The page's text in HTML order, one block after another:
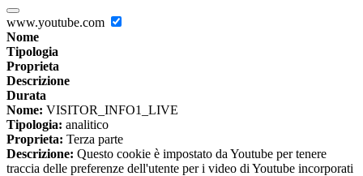
www.youtube.com
Nome
Tipologia
Proprieta
Descrizione
Durata
Nome: VISITOR_INFO1_LIVE
Tipologia: analitico
Proprieta: Terza parte
Descrizione: Questo cookie è impostato da Youtube per tenere
traccia delle preferenze dell'utente per i video di Youtube incorporati